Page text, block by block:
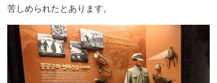
苦しめられたとあります。